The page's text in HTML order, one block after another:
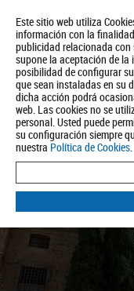
Este sitio web utiliza
información con la
publicidad relacionada con
supone la aceptación de la
posibilidad de configurar
que sean instaladas en su
dicha acción podrá
web. Las cookies no se
personal. Usted puede
su configuración siempre
nuestra Política de Cookies.
Quiénes